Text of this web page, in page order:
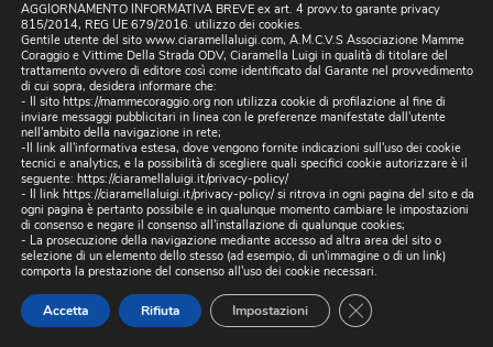
RECENT POSTS
DOPO GLI ESPOSTI, (ARRIVANO LE ISPEZIONI), DAL
MINISTERO INFRASTRUTTURE ROMA, DELEGANO NAPOLI
AD INTERVENIRE SULLA STRADA PROVINCIALE DI CASERTA,
SP131 03/04/2026 ORE 10:00 CHIAMATA STRADA DELLA
MORTE.3 APRILE 2026
TRE MORTI IN TRE GIORNI. È PESANTE IL BILANCIO DI DUE
GRAVI INCIDENTI STRADALI CHE SI SONO VERIFICATI A
AGGIORNAMENTO INFORMATIVA BREVE ex art. 4 provv.to garante privacy
815/2014, REG UE 679/2016. utilizzo dei cookies.
Gentile utente del sito www.ciaramellaluigi.com, A.M.C.V.S Associazione Mamme
Coraggio e Vittime Della Strada ODV, Ciaramella Luigi in qualità di titolare del
trattamento ovvero di editore così come identificato dal Garante nel provvedimento
di cui sopra, desidera informare che:
- Il sito https://mammecoraggio.org non utilizza cookie di profilazione al fine di
inviare messaggi pubblicitari in linea con le preferenze manifestate dall'utente
nell'ambito della navigazione in rete;
-Il link all'informativa estesa, dove vengono fornite indicazioni sull'uso dei cookie
tecnici e analytics, e la possibilità di scegliere quali specifici cookie autorizzare è il
seguente: https://ciaramellaluigi.it/privacy-policy/
- Il link https://ciaramellaluigi.it/privacy-policy/si ritrova in ogni pagina del sito e da
ogni pagina è pertanto possibile e in qualunque momento cambiare le impostazioni
di consenso e negare il consenso all'installazione di qualunque cookies;
- La prosecuzione della navigazione mediante accesso ad altra area del sito o
selezione di un elemento dello stesso (ad esempio, di un'immagine o di un link)
comporta la prestazione del consenso all'uso dei cookie necessari.
Accetta Rifiuta Impostazioni CLOSE GDPR